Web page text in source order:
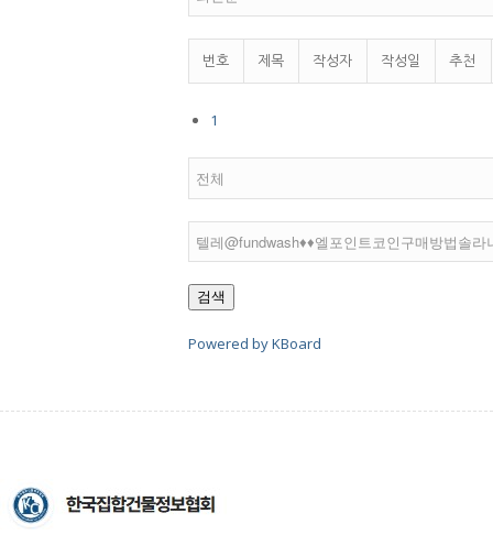
번호 제목 작성자 작성일 추천
1
검색
Powered by KBoard